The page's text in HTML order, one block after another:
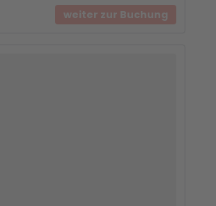
weiter zur Buchung